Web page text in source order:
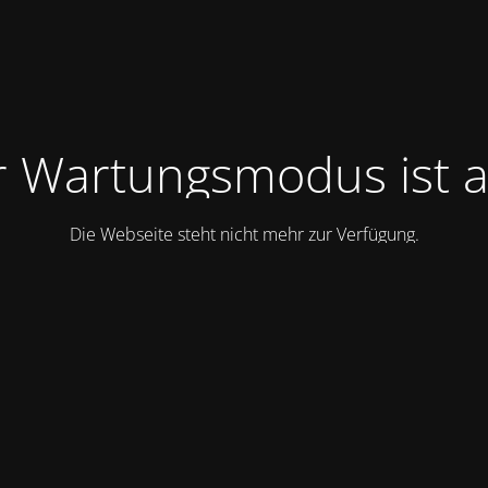
Wartungsmodus ist
Die Webseite steht nicht mehr zur Verfügung.